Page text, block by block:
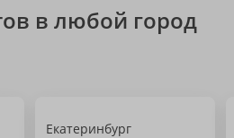
в любой город
Екатеринбург